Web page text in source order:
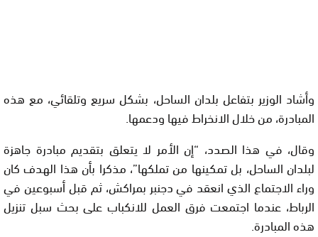
وأشاد الوزير بتفاعل بلدان الساحل، بشكل سريع وتلقائي، مع هذه
المبادرة، من خلال الانخراط فيها ودعمها.
وقال، في هذا الصدد، “إن الأمر لا يتعلق بتقديم مبادرة جاهزة
لبلدان الساحل، بل تمكينها من تملكها”، مذكرا بأن هذا الهدف كان
وراء الاجتماع الذي انعقد في دجنبر بمراكش، ثم قبل أسبوعين في
الرباط، عندما اجتمعت فرق العمل للانكباب على بحث سبل تنزيل
هذه المبادرة.